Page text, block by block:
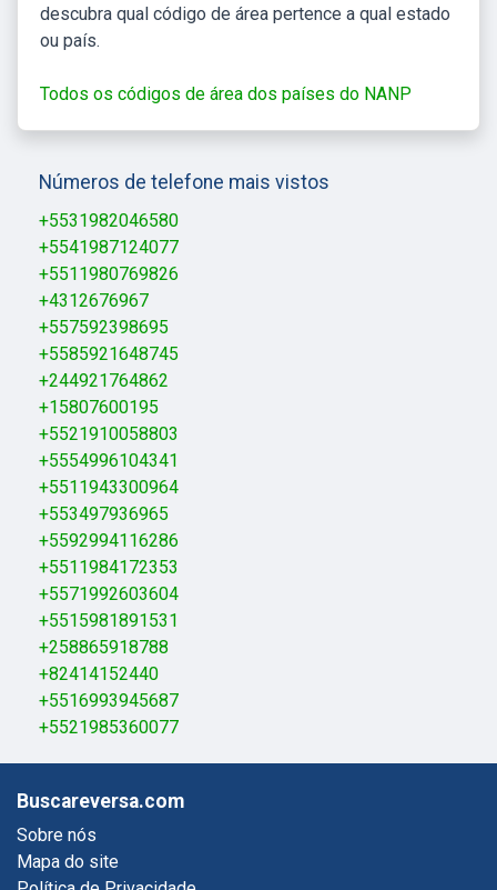
descubra qual código de área pertence a qual estado
ou país.
Todos os códigos de área dos países do NANP
Números de telefone mais vistos
+5531982046580
+5541987124077
+5511980769826
+4312676967
+557592398695
+5585921648745
+244921764862
+15807600195
+5521910058803
+5554996104341
+5511943300964
+553497936965
+5592994116286
+5511984172353
+5571992603604
+5515981891531
+258865918788
+82414152440
+5516993945687
+5521985360077
Buscareversa.com
Sobre nós
Mapa do site